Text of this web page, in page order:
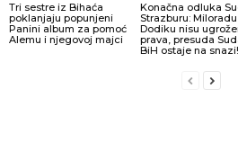
Tri sestre iz Bihaća
poklanjaju popunjeni
Panini album za pomoć
Alemu i njegovoj majci
Konačna odluka
Strazburu: Miloradu
Dodiku nisu
prava, presuda
BiH ostaje na snazi!